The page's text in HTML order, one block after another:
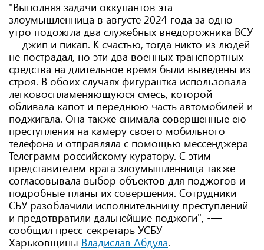
"Выполняя задачи оккупантов эта
злоумышленница в августе 2024 года за одно
утро подожгла два служебных внедорожника ВСУ
— джип и пикап. К счастью, тогда никто из людей
не пострадал, но эти два военных транспортных
средства на длительное время были выведены из
строя. В обоих случаях фигурантка использовала
легковоспламеняющуюся смесь, которой
обливала капот и переднюю часть автомобилей и
поджигала. Она также снимала совершенные ею
преступления на камеру своего мобильного
телефона и отправляла с помощью мессенджера
Телеграмм российскому куратору. С этим
представителем врага злоумышленница также
согласовывала выбор объектов для поджогов и
подробные планы их совершения. Сотрудники
СБУ разоблачили исполнительницу преступлений
и предотвратили дальнейшие поджоги", -—
сообщил пресс-секретарь УСБУ
Харьковщины Владислав Абдула.